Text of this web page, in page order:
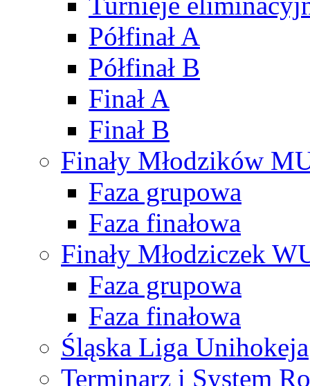
Półfinał A
Półfinał B
Finał A
Finał B
Finały Młodzików
Faza grupowa
Faza finałowa
Finały Młodziczek
Faza grupowa
Faza finałowa
Śląska Liga Unihokeja
Terminarz i System